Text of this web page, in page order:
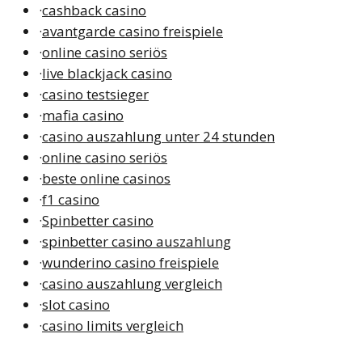
·cashback casino
·avantgarde casino freispiele
·online casino seriös
·live blackjack casino
·casino testsieger
·mafia casino
·casino auszahlung unter 24 stunden
·online casino seriös
·beste online casinos
·f1 casino
·Spinbetter casino
·spinbetter casino auszahlung
·wunderino casino freispiele
·casino auszahlung vergleich
·slot casino
·casino limits vergleich